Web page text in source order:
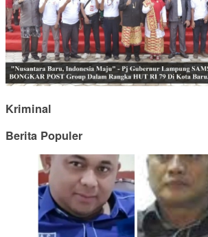
Kriminal
Berita Populer